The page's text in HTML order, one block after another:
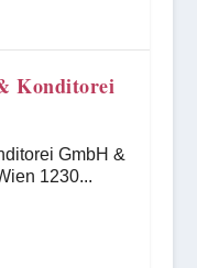
Konditorei
GmbH &
1230...